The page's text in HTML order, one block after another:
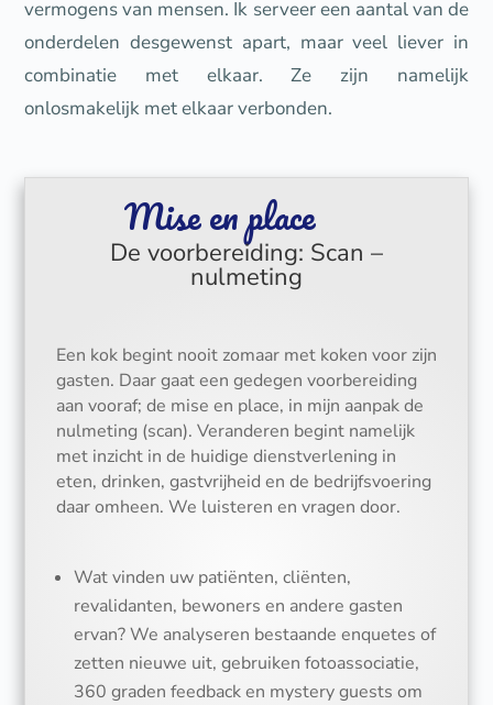
vermogens van mensen. Ik serveer een aantal van de
onderdelen desgewenst apart, maar veel liever in
combinatie met elkaar. Ze zijn namelijk
onlosmakelijk met elkaar verbonden.
Mise en place
De voorbereiding: Scan –
nulmeting
Een kok begint nooit zomaar met koken voor zijn
gasten. Daar gaat een gedegen voorbereiding
aan vooraf; de mise en place, in mijn aanpak de
nulmeting (scan). Veranderen begint namelijk
met inzicht in de huidige dienstverlening in
eten, drinken, gastvrijheid en de bedrijfsvoering
daar omheen. We luisteren en vragen door.
Wat vinden uw patiënten, cliënten,
revalidanten, bewoners en andere gasten
ervan? We analyseren bestaande enquetes of
zetten nieuwe uit, gebruiken fotoassociatie,
360 graden feedback en mystery guests om